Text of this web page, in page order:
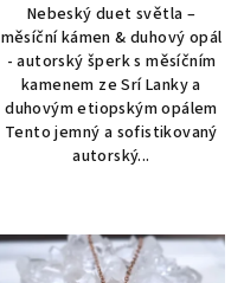
Nebeský duet světla –
měsíční kámen & duhový opál
- autorský šperk s měsíčním
kamenem ze Srí Lanky a
duhovým etiopským opálem
Tento jemný a sofistikovaný
autorský...